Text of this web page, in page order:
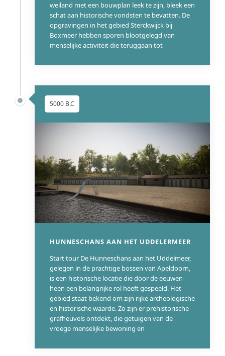
weiland met een bouwplan leek te zijn, bleek een
schat aan historische vondsten te bevatten. De
opgravingen in het gebied Sterckwijck bij
Boxmeer hebben sporen blootgelegd van
menselijke activiteit die teruggaan tot
5000 B.C
HUNNESCHANS AAN HET UDDELERMEER
Start tour De Hunneschans aan het Uddelmeer,
gelegen in de prachtige bossen van Apeldoorn,
is een historische locatie die door de eeuwen
heen een belangrijke rol heeft gespeeld. Het
gebied staat bekend om zijn rijke archeologische
en historische waarde. Zo zijn er prehistorische
grafheuvels ontdekt, die getuigen van de
vroege menselijke bewoning en